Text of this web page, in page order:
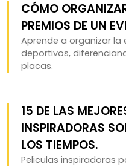
CÓMO
PREMIOS DE UN
Aprende a organizar
deportivos,
placas.
15 DE LAS
INSPIRADORAS
LOS TIEMPOS.
Peliculas inspiradoras